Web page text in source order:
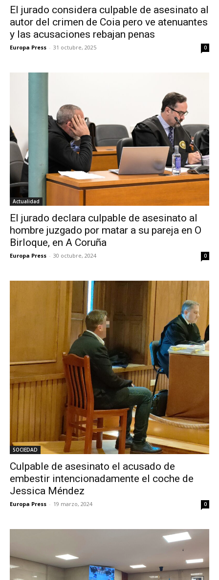
El jurado considera culpable de asesinato al
autor del crimen de Coia pero ve atenuantes
y las acusaciones rebajan penas
Europa Press - 31 octubre, 2025 0
Actualidad
El jurado declara culpable de asesinato al
hombre juzgado por matar a su pareja en O
Birloque, en A Coruña
Europa Press - 30 octubre, 2024 0
SOCIEDAD
Culpable de asesinato el acusado de
embestir intencionadamente el coche de
Jessica Méndez
Europa Press - 19 marzo, 2024 0